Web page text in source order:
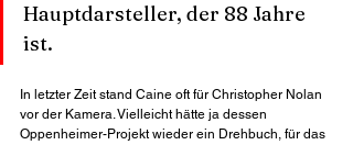
Hauptdarsteller, der 88 Jahre
ist.
In letzter Zeit stand Caine oft für Christopher Nolan
vor der Kamera. Vielleicht hätte ja dessen
Oppenheimer-Projekt wieder ein Drehbuch, für das